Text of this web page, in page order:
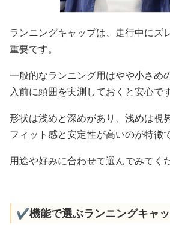
ランニングキャップは、走行中にズ
重要です。
一般的なランニング用はやや小さめ
入前に頭囲を実測しておくと安心です
形状は浅めと深めがあり、浅めは視
フィット感と安定性が高いのが特徴で
用途や好みに合わせて選んでみてく
✔️機能で選ぶランニングキャ